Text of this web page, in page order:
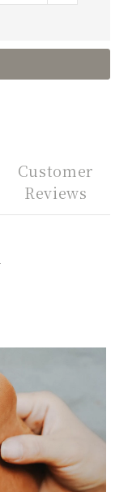
Customer
Reviews